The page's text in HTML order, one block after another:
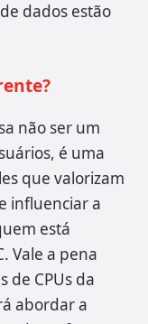
dados estão
não ser um
é uma
que valorizam
influenciar a
está
Vale a pena
de CPUs da
abordar a